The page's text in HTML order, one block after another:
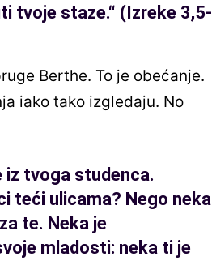
tvoje staze.“ (Izreke 3,5-
Berthe. To je obećanje.
iako tako izgledaju. No
iz tvoga studenca.
teći ulicama? Nego neka
te. Neka je
mladosti: neka ti je